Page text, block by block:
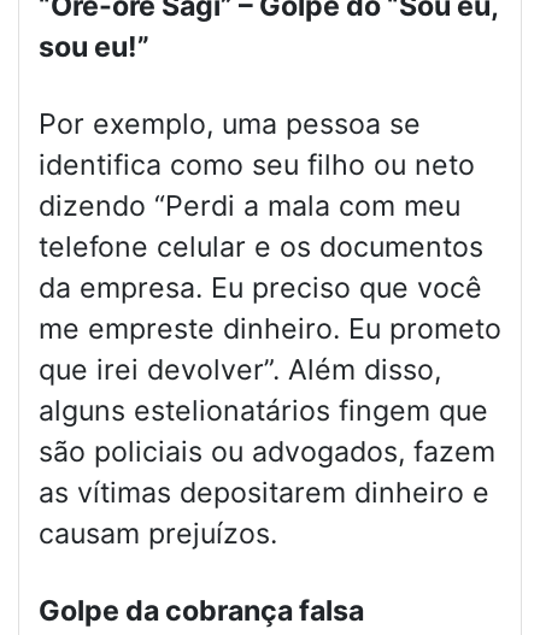
sou eu!”
Por exemplo, uma pessoa se
identifica como seu filho ou neto
dizendo “Perdi a mala com meu
telefone celular e os documentos
da empresa. Eu preciso que você
me empreste dinheiro. Eu prometo
que irei devolver”. Além disso,
alguns estelionatários fingem que
são policiais ou advogados, fazem
as vítimas depositarem dinheiro e
causam prejuízos.
Golpe da cobrança falsa